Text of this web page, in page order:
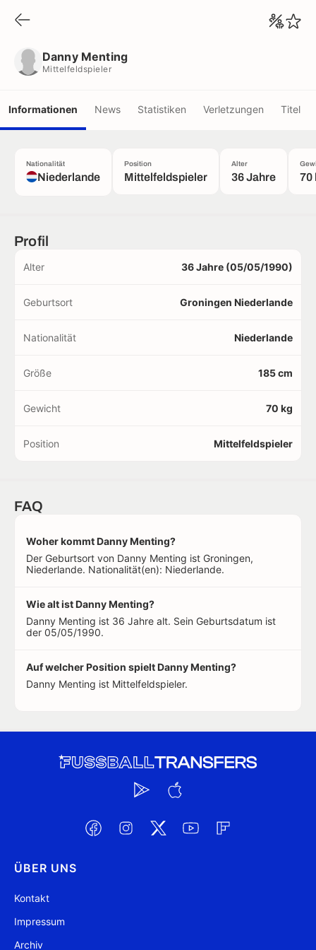
Danny Menting
Mittelfeldspieler
Informationen News Statistiken Verletzungen Titel
Nationalität
Niederlande
Position
Mittelfeldspieler
Alter
36 Jahre 70
Profil
Alter 36 Jahre (05/05/1990)
Geburtsort Groningen Niederlande
Nationalität Niederlande
Größe 185 cm
Gewicht 70 kg
Position Mittelfeldspieler
FAQ
Woher kommt Danny Menting?
Der Geburtsort von Danny Menting ist Groningen,
Niederlande. Nationalität(en): Niederlande.
Wie alt ist Danny Menting?
Danny Menting ist 36 Jahre alt. Sein Geburtsdatum ist
der 05/05/1990.
Auf welcher Position spielt Danny Menting?
Danny Menting ist Mittelfeldspieler.
ÜBER UNS
Kontakt
Impressum
Archiv